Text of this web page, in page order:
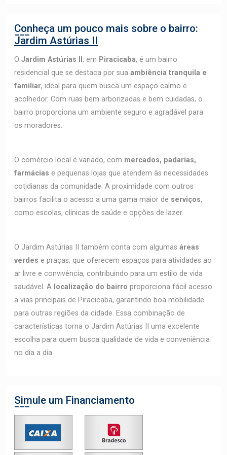
Conheça um pouco mais sobre o bairro:
Jardim Astúrias II
O Jardim Astúrias II , em Piracicaba, é um bairro
residencial que se destaca por sua ambiência tranquila e
familiar, ideal para quem busca um espaço calmo e
acolhedor. Com ruas bem arborizadas e bem cuidadas, o
bairro proporciona um ambiente seguro e agradável para
os moradores.
O comércio local é variado, com mercados, padarias,
farmácias e pequenas lojas que atendem às necessidades
cotidianas da comunidade. A proximidade com outros
bairros facilita o acesso a uma gama maior de serviços,
como escolas, clínicas de saúde e opções de lazer.
O Jardim Astúrias II também conta com algumas áreas
verdes e praças, que oferecem espaços para atividades ao
ar livre e convivência, contribuindo para um estilo de vida
saudável. A localização do bairro proporciona fácil acesso
a vias principais de Piracicaba, garantindo boa mobilidade
para outras regiões da cidade. Essa combinação de
características torna o Jardim Astúrias II uma excelente
escolha para quem busca qualidade de vida e conveniência
no dia a dia.
Simule um Financiamento